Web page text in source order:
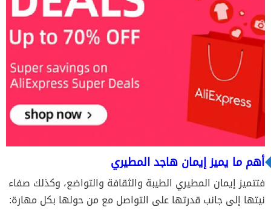
أهم ما يميز إيمان هاجد المطيري
فتتميز إيمان المطيري الطيبة والثقافة والتواضع، وكذلك صفاء
نيتها إلى جانب قدرتها على التواصل مع من حولها بكل مهارة: